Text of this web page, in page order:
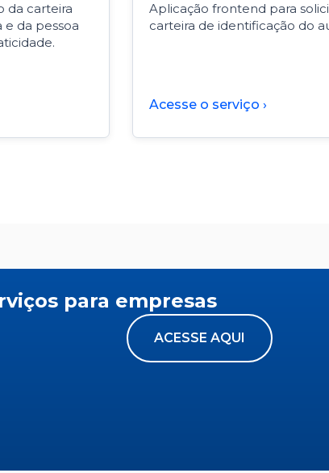
da carteira
e da pessoa
Aplicação frontend para
carteira de identificação do
Acesse o serviço ›
para empresas
ACESSE AQUI